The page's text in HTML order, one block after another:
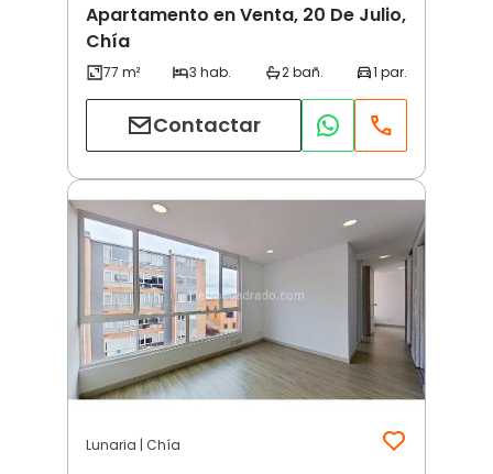
Apartamento en Venta, 20 De Julio,
Chía
Contactar
Lunaria | Chía